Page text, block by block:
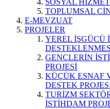
SOSYAL
TOPLUMSAL
E-MEVZUAT
PROJELER
YEREL İŞGÜCÜ
GENÇLERİN
PROJESİ
KÜÇÜK ESNAF
DESTEK
TURİZM
İSTİHDAM